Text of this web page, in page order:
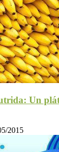
Un
2015